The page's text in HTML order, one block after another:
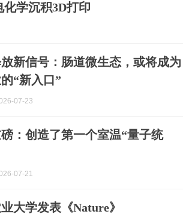
学沉积3D打印
放新信号：肠道微生态，或将成为
“新入口”
07-23
磅：创造了第一个室温“量子统
07-21
大学发表《Nature》